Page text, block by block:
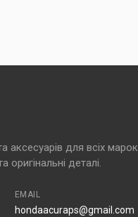
аксесуарів для всіх марок
оригінальні деталі.
EMAIL
hondaacuraps@gmail.com